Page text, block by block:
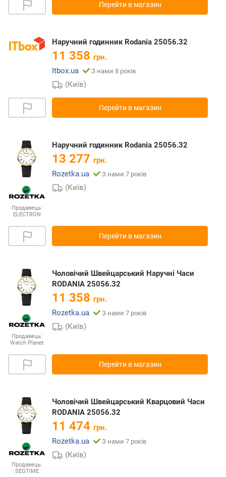
Перейти в магазин
Наручний годинник Rodania 25056.32
11 358 грн.
Itbox.ua
З нами 8 років
(Київ)
Перейти в магазин
Продавець:
ELECTRON
Наручний годинник Rodania 25056.32
13 277 грн.
Rozetka.ua
З нами 7 років
(Київ)
Перейти в магазин
Продавець:
Watch Planet
Чоловічий Швейцарський Наручні Часи
RODANIA 25056.32
11 358 грн.
Rozetka.ua
З нами 7 років
(Київ)
Перейти в магазин
Продавець:
SEGTIME
Чоловічий Швейцарський Кварцовий Часи
RODANIA 25056.32
11 474 грн.
Rozetka.ua
З нами 7 років
(Київ)